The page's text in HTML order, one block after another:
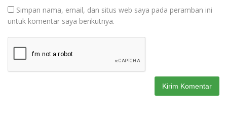
Simpan nama, email, dan situs web saya pada peramban ini
untuk komentar saya berikutnya.